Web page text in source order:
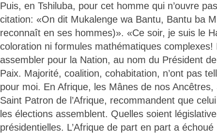
Puis, en Tshiluba, pour cet homme qui n’ouvre
citation: «On dit Mukalenge wa Bantu, Bantu ba
reconnaît en ses hommes)». «Ce soir, je suis le
coloration ni formules mathématiques complexes!
assembler pour la Nation, au nom du Président
Paix. Majorité, coalition, cohabitation, n’ont pas
pour moi. En Afrique, les Mânes de nos
Saint Patron de l’Afrique, recommandent que
les élections assemblent. Quelles soient
présidentielles. L’Afrique de part en part a